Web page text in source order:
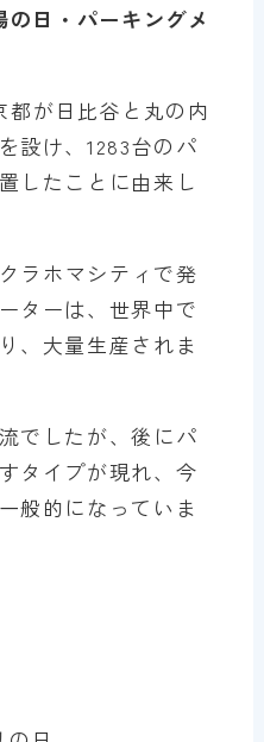
日・パーキングメ
都が日比谷と丸の内
設け、1283台のパ
したことに由来し
ラホマシティで発
ターは、世界中で
、大量生産されま
でしたが、後にパ
タイプが現れ、今
般的になっていま